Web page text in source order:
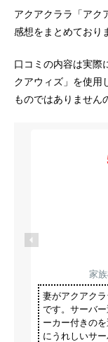
アクアクララ「アク
感想をまとめており
口コミの内容は実際
クアウィズ」を使用
ものではありません
家
妻がアクアク
です。サーバ
ーカー付きの
にうれしいサー